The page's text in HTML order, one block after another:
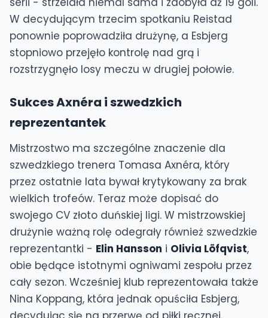
W decydującym trzecim spotkaniu Reistad
ponownie poprowadziła drużynę, a Esbjerg
stopniowo przejęło kontrolę nad grą i
rozstrzygnęło losy meczu w drugiej połowie.
Sukces Axnéra i szwedzkich
reprezentantek
Mistrzostwo ma szczególne znaczenie dla
szwedzkiego trenera Tomasa Axnéra, który
przez ostatnie lata bywał krytykowany za brak
wielkich trofeów. Teraz może dopisać do
swojego CV złoto duńskiej ligi. W mistrzowskiej
drużynie ważną rolę odegrały również szwedzkie
reprezentantki - Elin Hansson i Olivia Löfqvist,
obie będące istotnymi ogniwami zespołu przez
cały sezon. Wcześniej klub reprezentowała także
Nina Koppang, która jednak opuściła Esbjerg,